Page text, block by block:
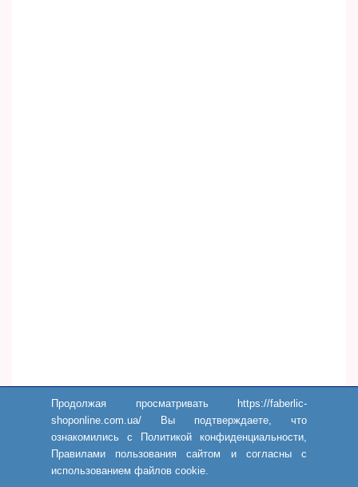
Продолжая просматривать https://faberlic-
shoponline.com.ua/ Вы подтверждаете, что
ознакомились с Политикой конфиденциальности,
Правилами пользования сайтом и согласны с
использованием файлов cookie.